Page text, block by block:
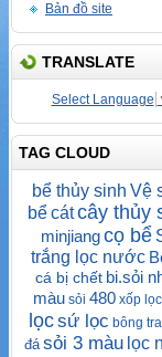
Bản đồ site
TRANSLATE
Select Language
TAG CLOUD
bể thủy sinh Vệ
bểcátcây thủy
minjiangcọ bể
trắng lọc nước
cá bị chết bi.sỏi
màu sỏi 480 xốp lọc
lọcsứ lọc bông
đá sỏi 3 màu lọc